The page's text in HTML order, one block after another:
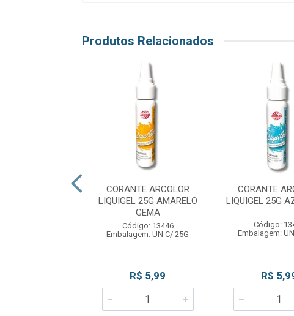
Produtos Relacionados
CORANTE ARCOLOR
LIQUIGEL 25G AMARELO
GEMA
Código: 13446
Embalagem: UN C/ 25G
R$ 5,99
CORANTE
LIQUIGEL 25G
Código:
Embalagem:
R$